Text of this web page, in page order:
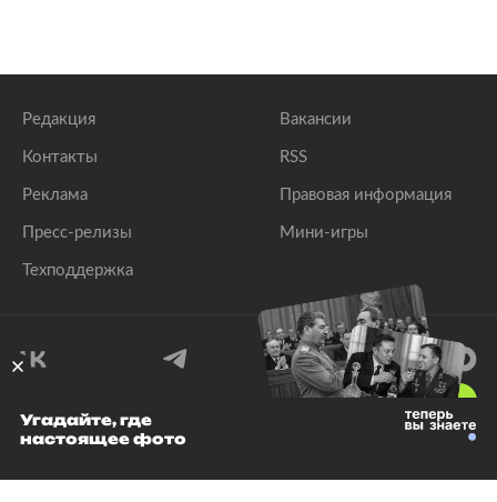
Редакция
Контакты
Реклама
Пресс-релизы
Техподдержка
Вакансии
RSS
Правовая информация
Мини-игры
© 1999–2026 Все права защищены.
Угадайте, где
настоящее фото